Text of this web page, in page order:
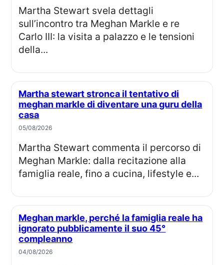
Martha Stewart svela dettagli
sull’incontro tra Meghan Markle e re
Carlo III: la visita a palazzo e le tensioni
della...
Martha stewart stronca il tentativo di
meghan markle di diventare una guru della
casa
05/08/2026
Martha Stewart commenta il percorso di
Meghan Markle: dalla recitazione alla
famiglia reale, fino a cucina, lifestyle e...
Meghan markle, perché la famiglia reale ha
ignorato pubblicamente il suo 45°
compleanno
04/08/2026